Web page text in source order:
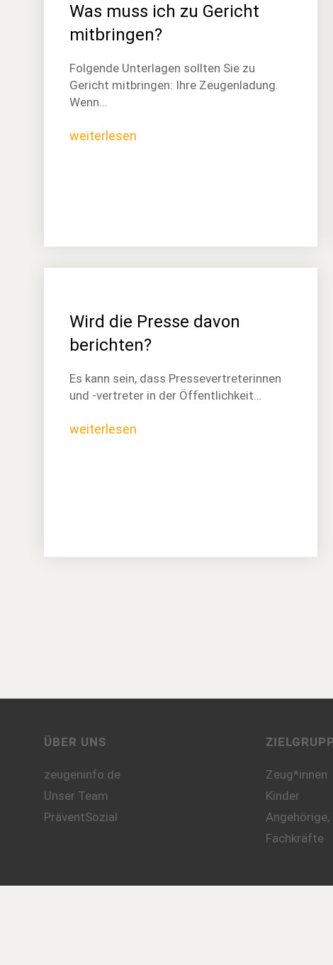
Was muss ich zu Gericht
mitbringen?
Folgende Unterlagen sollten Sie zu
Gericht mitbringen: Ihre Zeugenladung.
Wenn…
weiterlesen
Wird die Presse davon
berichten?
Es kann sein, dass Pressevertreterinnen
und -vertreter in der Öffentlichkeit…
weiterlesen
ÜBER UNS
zeugeninfo.de
Unser Team
PräventSozial
Zeug*innen
Kinder
Angehörige,
Fachkräfte